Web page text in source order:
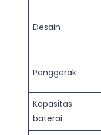
Desain
Penggerak
Kapasitas
baterai